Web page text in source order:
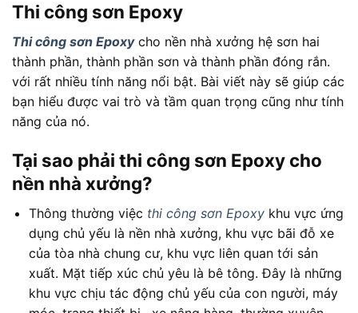
Thi công sơn Epoxy
Thi công sơn Epoxycho nền nhà xưởng hệ sơn hai
thành phần, thành phần sơn và thành phần đóng rắn.
với rất nhiều tính năng nổi bật. Bài viết này sẽ giúp các
bạn hiểu được vai trò và tầm quan trọng cũng như tính
năng của nó.
Tại sao phải thi công sơn Epoxy cho
nền nhà xưởng?
Thông thường việc thi công sơn Epoxy khu vực ứng
dụng chủ yếu là nền nhà xưởng, khu vực bãi đỗ xe
của tòa nhà chung cư, khu vực liên quan tới sản
xuất. Mặt tiếp xúc chủ yêu là bê tông. Đây là những
khu vực chịu tác động chủ yếu của con người, máy